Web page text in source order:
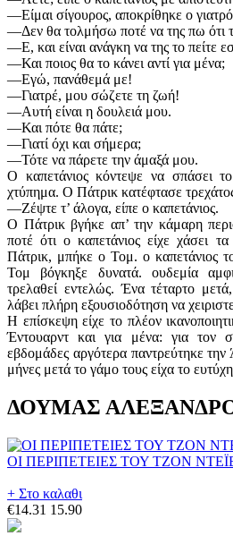
—Είμαι σίγουρος, αποκρίθηκε ο
—Δεν θα τολμήσω ποτέ να της πω ότι
—Ε, και είναι ανάγκη να της το πείτε
—Και ποιος θα το κάνει αντί για μένα;
—Εγώ, πανάθεμά με!
—Γιατρέ, μου σώζετε τη ζωή!
—Αυτή είναι η δουλειά μου.
—Και πότε θα πάτε;
—Γιατί όχι και σήμερα;
—Τότε να πάρετε την άμαξά μου.
Ο καπετάνιος κόντεψε να σπάσει
χτύπημα. Ο Πάτρικ κατέφτασε
—Ζέψτε τ’ άλογα, είπε ο καπετάνιος.
Ο Πάτρικ βγήκε απ’ την κάμαρη
ποτέ ότι ο καπετάνιος είχε χάσει
Πάτρικ, μπήκε ο Τομ. ο καπετάνιος
Τομ βόγκηξε δυνατά. ουδεμία
τρελαθεί εντελώς. Ένα τέταρτο
λάβει πλήρη εξουσιοδότηση να
Η επίσκεψη είχε το πλέον
Έντουαρντ και για μένα: για τον
εβδομάδες αργότερα παντρεύτηκε
μήνες μετά το γάμο τους είχα το
ΔΟΥΜΑΣ
ΟΙ ΠΕΡΙΠΕΤΕΙΕΣ ΤΟΥ ΤΖΟΝ
+ Στο καλαθι
€14.31 15.90